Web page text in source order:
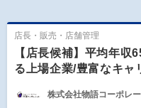
店長・販売・店舗管理
【店長候補】平均年収
る上場企業/豊富なキ
株式会社物語コーポレ